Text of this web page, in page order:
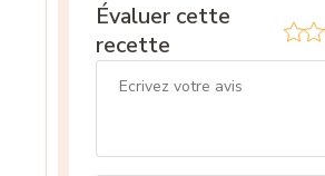
Évaluer cette
recette